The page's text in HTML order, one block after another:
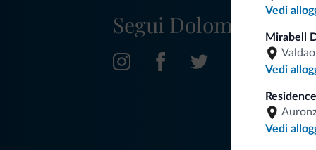
Vedi
Mirabell
Vedi
Vedi
Segui Dolomiti.it